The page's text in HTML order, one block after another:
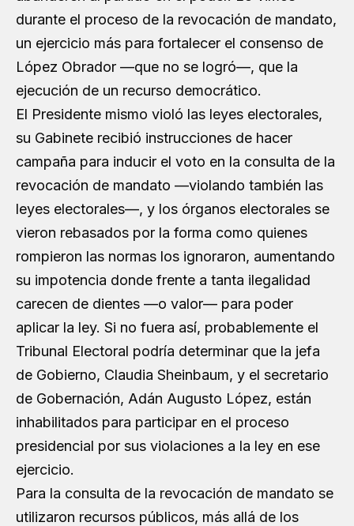
durante el proceso de la revocación de mandato,
un ejercicio más para fortalecer el consenso de
López Obrador —que no se logró—, que la
ejecución de un recurso democrático.
El Presidente mismo violó las leyes electorales,
su Gabinete recibió instrucciones de hacer
campaña para inducir el voto en la consulta de la
revocación de mandato —violando también las
leyes electorales—, y los órganos electorales se
vieron rebasados por la forma como quienes
rompieron las normas los ignoraron, aumentando
su impotencia donde frente a tanta ilegalidad
carecen de dientes —o valor— para poder
aplicar la ley. Si no fuera así, probablemente el
Tribunal Electoral podría determinar que la jefa
de Gobierno, Claudia Sheinbaum, y el secretario
de Gobernación, Adán Augusto López, están
inhabilitados para participar en el proceso
presidencial por sus violaciones a la ley en ese
ejercicio.
Para la consulta de la revocación de mandato se
utilizaron recursos públicos, más allá de los